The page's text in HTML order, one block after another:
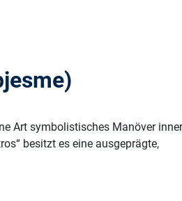
Art symbolistisches Manöver
besitzt es eine ausgeprägte,